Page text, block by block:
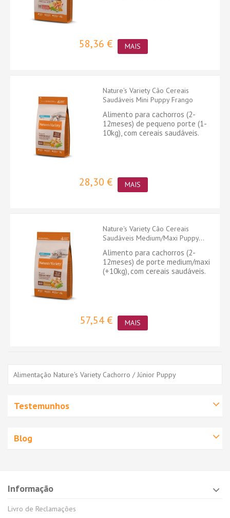
58,36 € MAIS
Nature's Variety Cão Cereais
Saudáveis Mini Puppy Frango
Alimento para cachorros (2-
12meses) de pequeno porte (1-
10kg), com cereais saudáveis.
28,30 € MAIS
Nature's Variety Cão Cereais
Saudáveis Medium/Maxi Puppy...
Alimento para cachorros (2-
12meses) de porte medium/maxi
(+10kg), com cereais saudáveis.
57,54 € MAIS
Alimentação Nature's Variety Cachorro / Júnior Puppy
Testemunhos
Blog
Informação
Livro de Reclamações